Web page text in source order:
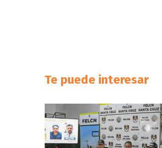
Te puede interesar